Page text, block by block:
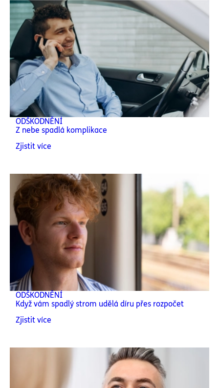
ODŠKODNĚNÍ
Z nebe spadlá komplikace
Zjistit více
ODŠKODNĚNÍ
Když vám spadlý strom udělá díru přes rozpočet
Zjistit více